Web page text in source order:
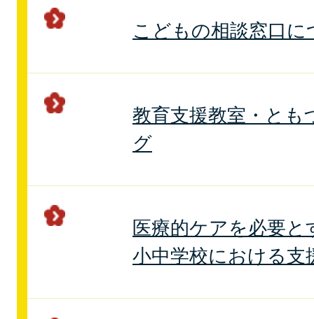
こどもの相談窓口に
教育支援教室・と
グ
医療的ケアを必要
小中学校における支